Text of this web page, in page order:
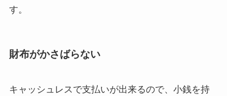
す。
財布がかさばらない
キャッシュレスで支払いが出来るので、小銭を持